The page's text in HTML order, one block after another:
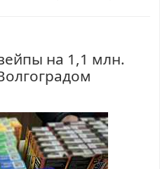
на 1,1 млн.